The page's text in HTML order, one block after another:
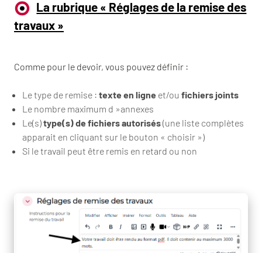
La rubrique « Réglages de la remise des
travaux »
Comme pour le devoir, vous pouvez définir :
Le type de remise : texte en ligne et/ou fichiers joints
Le nombre maximum d »annexes
Le(s)type(s) de fichiers autorisés(une liste complètes
apparait en cliquant sur le bouton « choisir »)
Si le travail peut être remis en retard ou non